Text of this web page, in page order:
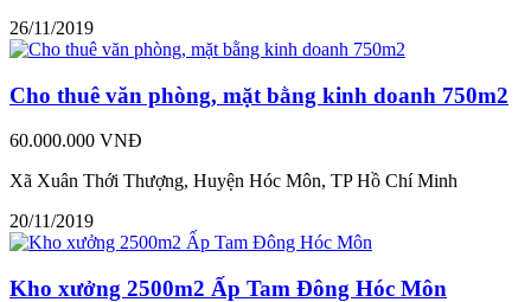
26/11/2019
Cho thuê văn phòng, mặt bằng kinh doanh 750m2
60.000.000 VNĐ
Xã Xuân Thới Thượng, Huyện Hóc Môn, TP Hồ Chí Minh
20/11/2019
Kho xưởng 2500m2 Ấp Tam Đông Hóc Môn